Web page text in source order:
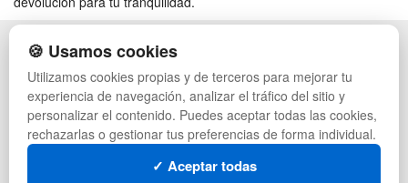
POLÍTICA DE PRIVACIDAD
CONDICIONES DE USO
CAMBIOS Y DEVOLUCIONES
CONTACTO
QUIENES SOMOS
MAPA WEB
PREGUNTAS FRECUENTES
PALETS DE PLÁSTICO
MANUTENCIÓN
GESTIÓN DE RESIDUOS
PALETS
CONTENEDORES DE PLÁSTICO
LIQUIDACIÓN Y SOBRANTES
🍪 Usamos cookies
Utilizamos cookies propias y de terceros para mejorar tu
experiencia de navegación, analizar el tráfico del sitio y
personalizar el contenido. Puedes aceptar todas las cookies,
rechazarlas o gestionar tus preferencias de forma individual.
✓ Aceptar todas